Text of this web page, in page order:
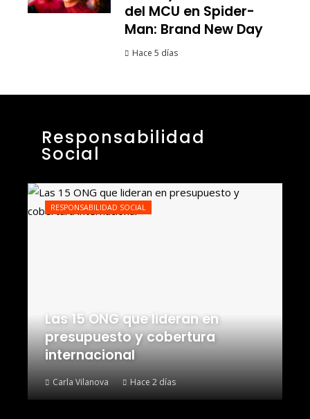
del MCU en Spider-
Man: Brand New Day
Hace 5 días
Responsabilidad
Social
RESPONSABILIDAD SOCIAL
Las 15 ONG que lideran en
presupuesto y cobertura
internacional
Carla Vilanova Hace 2 días